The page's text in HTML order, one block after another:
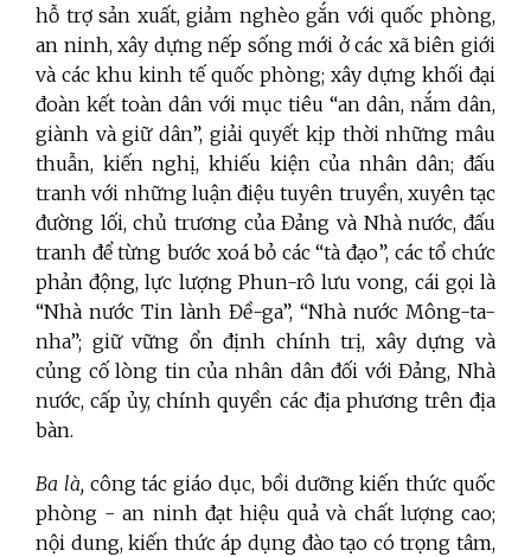
hỗ trợ sản xuất, giảm nghèo gắn với quốc phòng,
an ninh, xây dựng nếp sống mới ở các xã biên giới
và các khu kinh tế quốc phòng; xây dựng khối đại
đoàn kết toàn dân với mục tiêu “an dân, nắm dân,
giành và giữ dân”, giải quyết kịp thời những mâu
thuẫn, kiến nghị, khiếu kiện của nhân dân; đấu
tranh với những luận điệu tuyên truyền, xuyên tạc
đường lối, chủ trương của Đảng và Nhà nước, đấu
tranh để từng bước xoá bỏ các “tà đạo”, các tổ chức
phản động, lực lượng Phun-rô lưu vong, cái gọi là
“Nhà nước Tin lành Đề-ga”, “Nhà nước Mông-ta-
nha”; giữ vững ổn định chính trị, xây dựng và
củng cố lòng tin của nhân dân đối với Đảng, Nhà
nước, cấp ủy, chính quyền các địa phương trên địa
bàn.
Ba là,công tác giáo dục, bồi dưỡng kiến thức quốc
phòng - an ninh đạt hiệu quả và chất lượng cao;
nội dung, kiến thức áp dụng đào tạo có trọng tâm,